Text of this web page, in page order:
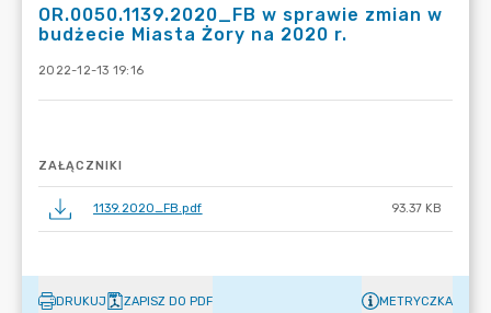
OR.0050.1139.2020_FB w sprawie zmian w
budżecie Miasta Żory na 2020 r.
2022-12-13 19:16
ZAŁĄCZNIKI
1139.2020_FB.pdf 93.37 KB
DRUKUJ ZAPISZ DO PDF METRYCZKA